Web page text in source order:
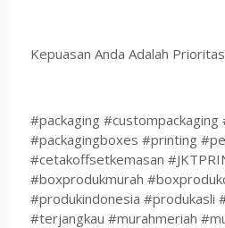
Kepuasan Anda Adalah
#packaging #custompackaging
#packagingboxes #printing
#cetakoffsetkemasan
#boxprodukmurah
#produkindonesia #produkasli
#terjangkau #murahmeriah